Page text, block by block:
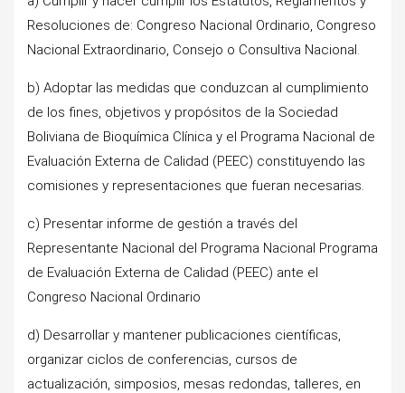
Resoluciones de: Congreso Nacional Ordinario, Congreso
Nacional Extraordinario, Consejo o Consultiva Nacional.
b) Adoptar las medidas que conduzcan al cumplimiento
de los fines, objetivos y propósitos de la Sociedad
Boliviana de Bioquímica Clínica y el Programa Nacional de
Evaluación Externa de Calidad (PEEC) constituyendo las
comisiones y representaciones que fueran necesarias.
c) Presentar informe de gestión a través del
Representante Nacional del Programa Nacional Programa
de Evaluación Externa de Calidad (PEEC) ante el
Congreso Nacional Ordinario
d) Desarrollar y mantener publicaciones científicas,
organizar ciclos de conferencias, cursos de
actualización, simposios, mesas redondas, talleres, en